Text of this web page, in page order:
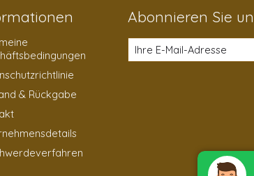
& Rückgabe
Abonnieren Sie